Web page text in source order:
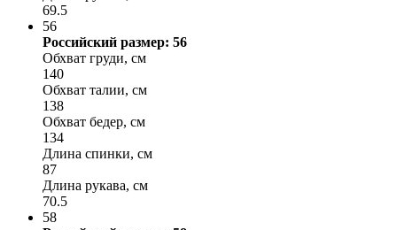
69.5
56
Российский размер: 56
Обхват груди, см
140
Обхват талии, см
138
Обхват бедер, см
134
Длина спинки, см
87
Длина рукава, см
70.5
58